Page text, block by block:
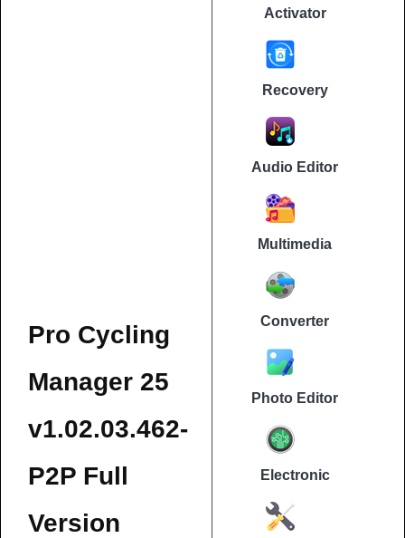
Pro Cycling
Manager 25
v1.02.03.462-
P2P Full
Version
Activator
Recovery
Audio Editor
Multimedia
Converter
Photo Editor
Electronic